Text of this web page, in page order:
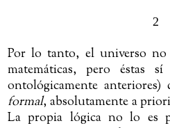
2
Por lo tanto, el universo no
matemáticas, pero éstas
ontológicamente
formal, absolutamente a
La propia lógica no lo es